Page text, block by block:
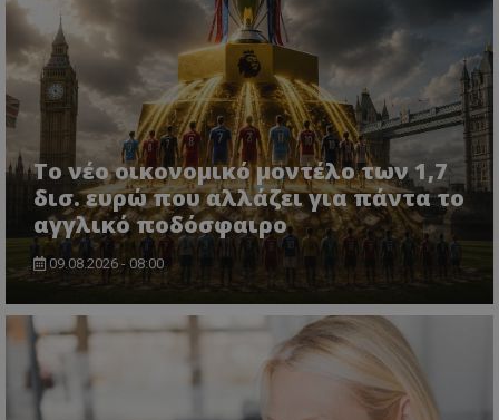
Το νέο οικονομικό μοντέλο των 1,7
δισ. ευρώ που αλλάζει για πάντα το
αγγλικό ποδόσφαιρο
09.08.2026 - 08:00